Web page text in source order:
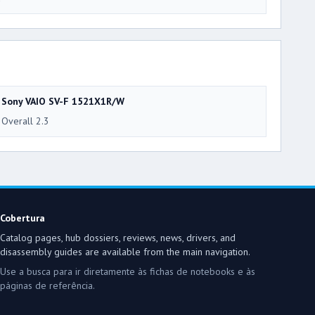
Sony VAIO SV-F 1521X1R/W
Overall 2.3
Cobertura
Catalog pages, hub dossiers, reviews, news, drivers, and
disassembly guides are available from the main navigation.
Use a busca para ir diretamente às fichas de notebooks e às
páginas de referência.